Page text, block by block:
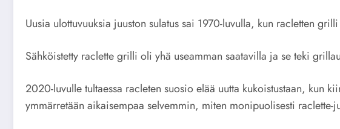
Uusia ulottuvuuksia juuston sulatus sai 1970-luvulla, kun racletten
Sähköistetty raclette grilli oli yhä useamman saatavilla ja se teki
2020-luvulle tultaessa racleten suosio elää uutta kukoistustaan, kun
ymmärretään aikaisempaa selvemmin, miten monipuolisesti